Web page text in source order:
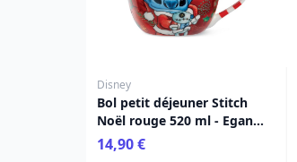
Disney
Bol petit déjeuner Stitch
Noël rouge 520 ml - Egan
Disney Home
14,90 €